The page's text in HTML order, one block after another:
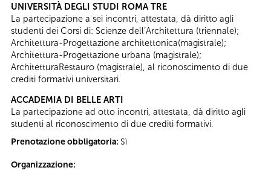
UNIVERSITÀ DEGLI STUDI ROMA TRE
La partecipazione a sei incontri, attestata, dà diritto agli
studenti dei Corsi di: Scienze dell’Architettura (triennale);
Architettura-Progettazione architettonica(magistrale);
Architettura-Progettazione urbana (magistrale);
ArchitetturaRestauro (magistrale), al riconoscimento di due
crediti formativi universitari.
ACCADEMIA DI BELLE ARTI
La partecipazione ad otto incontri, attestata, dà diritto agli
studenti al riconoscimento di due crediti formativi.
Prenotazione obbligatoria: Sì
Organizzazione: